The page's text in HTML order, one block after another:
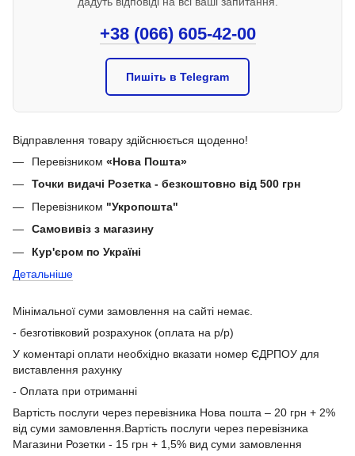
+38 (066) 605-42-00
Пишіть в Telegram
Відправлення товару здійснюється щоденно!
Перевізником «Нова Пошта»
Точки видачі Розетка - безкоштовно від 500 грн
Перевізником "Укропошта"
Самовивіз з магазину
Кур'єром по Україні
Детальніше
Мінімальної суми замовлення на сайті немає.
- безготівковий розрахунок (оплата на р/р)
У коментарі оплати необхідно вказати номер ЄДРПОУ для
виставлення рахунку
- Оплата при отриманні
Вартість послуги через перевізника Нова пошта – 20 грн + 2%
від суми замовлення.Вартість послуги через перевізника
Магазини Розетки - 15 грн + 1,5% вид суми замовлення